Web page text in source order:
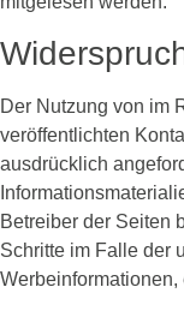
Der Nutzung von im
veröffentlichten
ausdrücklich
Betreiber der Seiten
Schritte im Falle der
Werbeinformationen,